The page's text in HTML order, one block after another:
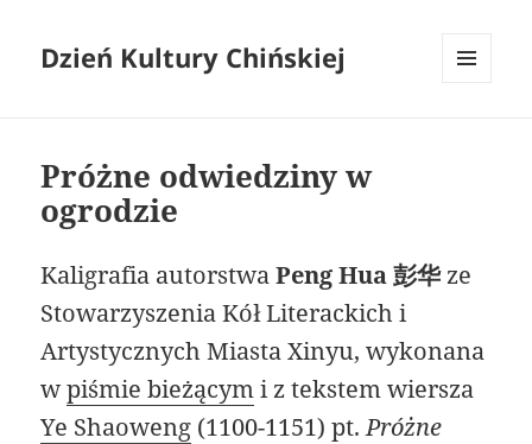
Dzień Kultury Chińskiej
Próżne odwiedziny w
ogrodzie
Kaligrafia autorstwaPeng Hua 彭华ze
Stowarzyszenia Kół Literackich i
Artystycznych Miasta Xinyu, wykonana
wpiśmie bieżącymi z tekstem wiersza
Ye Shaoweng (1100-1151) pt.Próżne